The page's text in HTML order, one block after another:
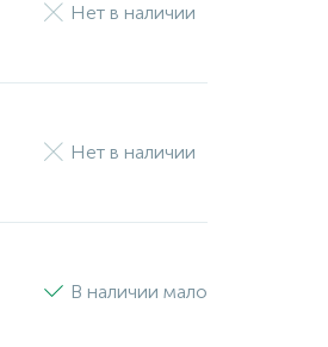
Нет в наличии
Нет в наличии
В наличии мало